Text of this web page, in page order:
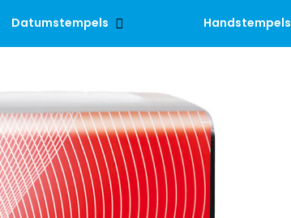
Datumstempels Handstempels